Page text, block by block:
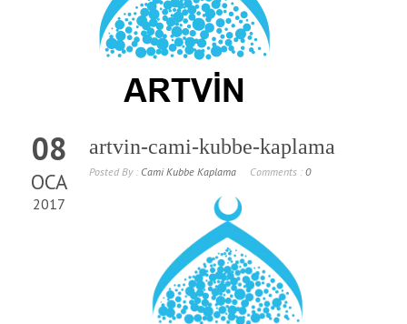
08
OCA
2017
artvin-cami-kubbe-kaplama
Posted By : Cami Kubbe Kaplama Comments : 0